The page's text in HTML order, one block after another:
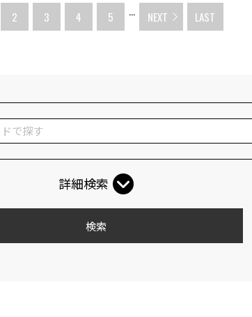
2 3 4 5 ... NEXT LAST
詳細検索
検索